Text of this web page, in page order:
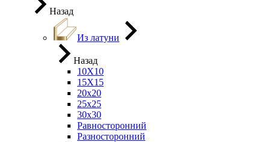
Назад
Из латуни
Назад
10Х10
15Х15
20х20
25х25
30х30
Равносторонний
Разносторонний